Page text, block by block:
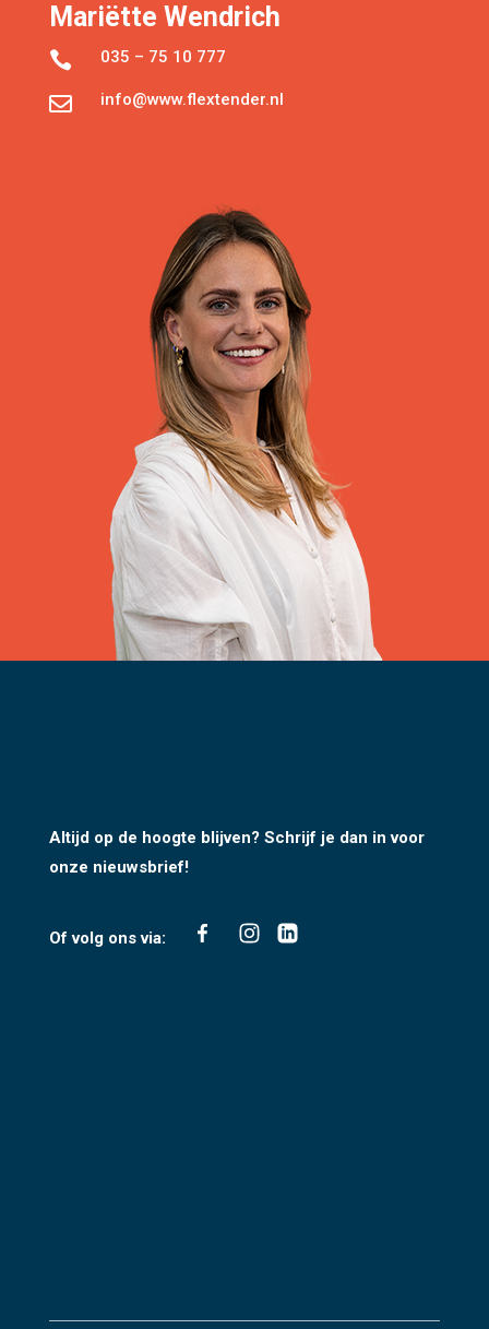
Mariëtte Wendrich
 035 – 75 10 777
 info@www.flextender.nl
Altijd op de hoogte blijven? Schrijf je dan in voor
onze nieuwsbrief!
Of volg ons via: